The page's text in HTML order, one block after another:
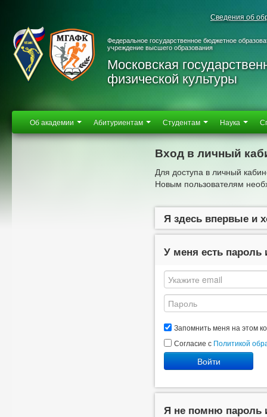
Сведения об
Федеральное государственное бюджетное
учреждение высшего образования
Московская
физической культуры
Об академии Абитуриентам Студентам Наука
Вход в личный
Для доступа в личный
Новым пользователям
Я здесь впервые и
У меня есть пароль
Запомнить меня на этом
Согласие с Политикой
Войти
Я не помню пароль